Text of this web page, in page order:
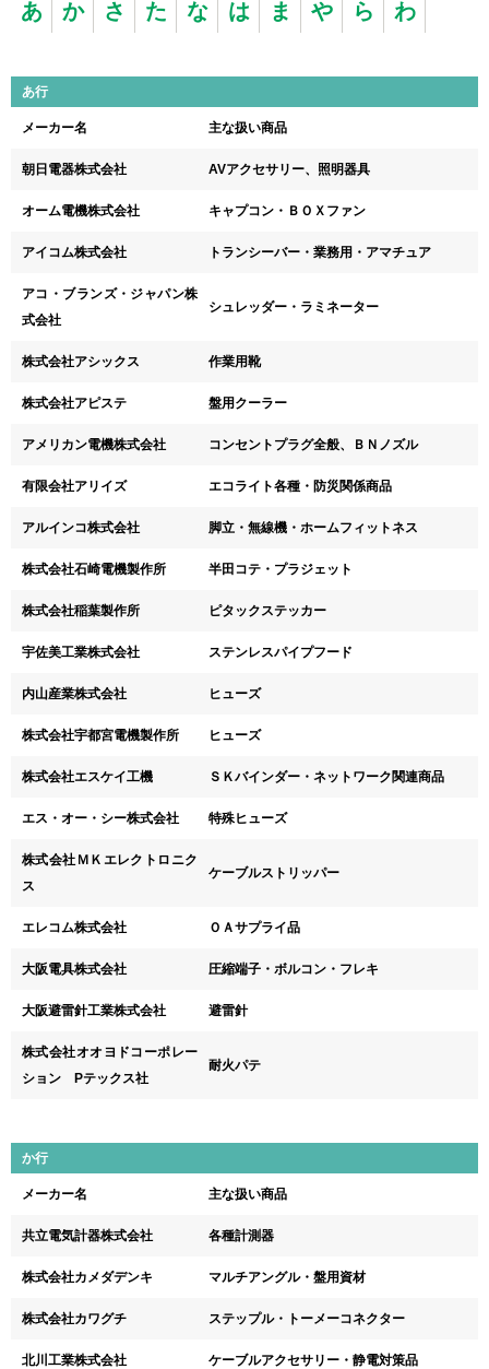
あ か さ た な は ま や ら わ
あ行
メーカー名 主な扱い商品
朝日電器株式会社 AVアクセサリー、照明器具
オーム電機株式会社 キャプコン・ＢＯＸファン
アイコム株式会社 トランシーバー・業務用・アマチュア
アコ・ブランズ・ジャパン株
式会社
シュレッダー・ラミネーター
株式会社アシックス 作業用靴
株式会社アピステ 盤用クーラー
アメリカン電機株式会社 コンセントプラグ全般、ＢＮノズル
有限会社アリイズ エコライト各種・防災関係商品
アルインコ株式会社 脚立・無線機・ホームフィットネス
株式会社石崎電機製作所 半田コテ・プラジェット
株式会社稲葉製作所 ピタックステッカー
宇佐美工業株式会社 ステンレスパイプフード
内山産業株式会社 ヒューズ
株式会社宇都宮電機製作所 ヒューズ
株式会社エスケイ工機 ＳＫバインダー・ネットワーク関連商品
エス・オー・シー株式会社 特殊ヒューズ
株式会社ＭＫエレクトロニク
ス
ケーブルストリッパー
エレコム株式会社 ＯＡサプライ品
大阪電具株式会社 圧縮端子・ボルコン・フレキ
大阪避雷針工業株式会社 避雷針
株式会社オオヨドコーポレー
ション Pテックス社
耐火パテ
か行
メーカー名 主な扱い商品
共立電気計器株式会社 各種計測器
株式会社カメダデンキ マルチアングル・盤用資材
株式会社カワグチ ステップル・トーメーコネクター
北川工業株式会社 ケーブルアクセサリー・静電対策品